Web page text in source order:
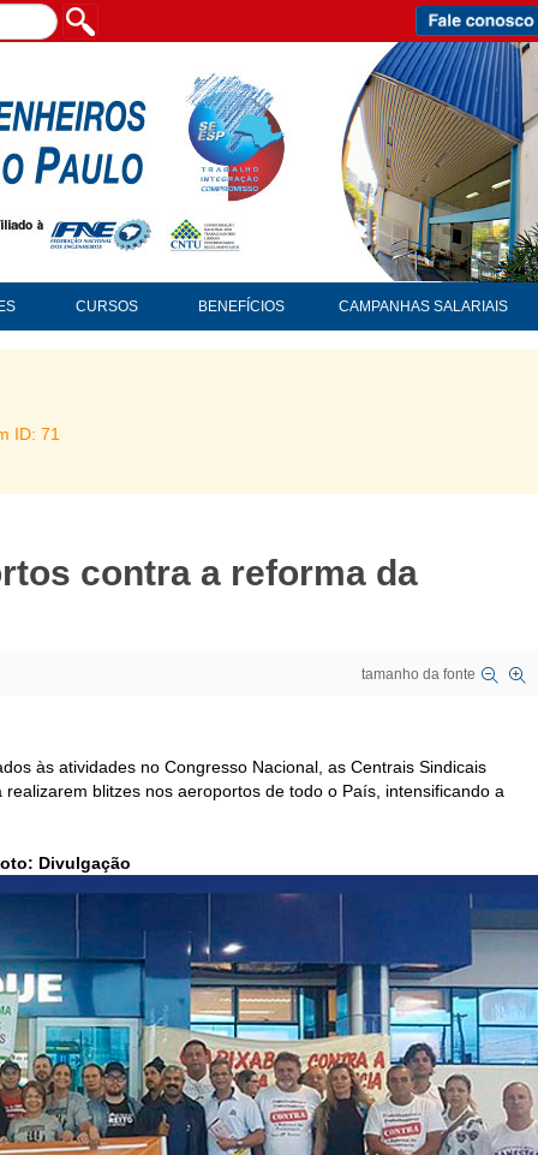
CURSOS BENEFÍCIOS CAMPANHAS SALARIAIS
ID: 71
contra a reforma da
tamanho da fonte
às atividades no Congresso Nacional, as Centrais Sindicais
blitzes nos aeroportos de todo o País, intensificando a
Divulgação